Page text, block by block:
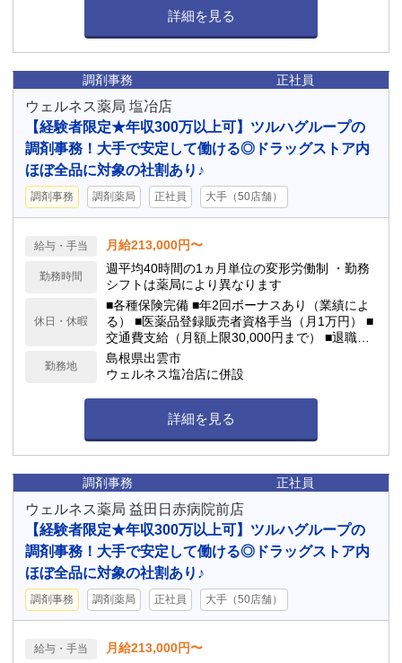
詳細を見る
調剤事務 正社員
ウェルネス薬局 塩冶店
【経験者限定★年収300万以上可】ツルハグループの
調剤事務！大手で安定して働ける◎ドラッグストア内
ほぼ全品に対象の社割あり♪
調剤事務 調剤薬局 正社員 大手（50店舗）
給与・手当 月給213,000円〜
勤務時間
週平均40時間の1ヵ月単位の変形労働制 ・勤務
シフトは薬局により異なります
休日・休暇
■各種保険完備 ■年2回ボーナスあり（業績によ
る） ■医薬品登録販売者資格手当（月1万円） ■
交通費支給（月額上限30,000円まで） ■退職金
制度あり ■制服無料貸与 ■育休、産休取得可能 ■
有給休暇、看護休暇、年間休日（114日程度）
勤務地
島根県出雲市
ウェルネス塩冶店に併設
詳細を見る
調剤事務 正社員
ウェルネス薬局 益田日赤病院前店
【経験者限定★年収300万以上可】ツルハグループの
調剤事務！大手で安定して働ける◎ドラッグストア内
ほぼ全品に対象の社割あり♪
調剤事務 調剤薬局 正社員 大手（50店舗）
給与・手当 月給213,000円〜